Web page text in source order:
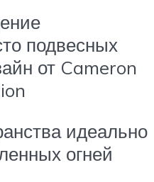
подвесных
от Cameron
идеально
огней